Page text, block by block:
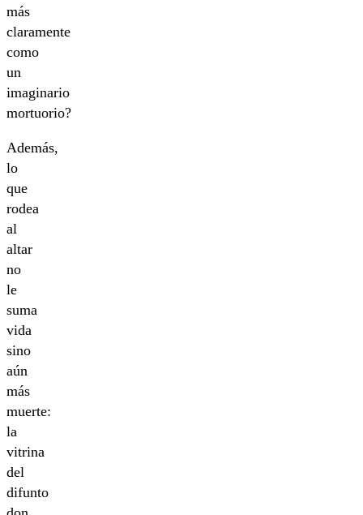
más
claramente
como
un
imaginario
mortuorio?
Además,
lo
que
rodea
al
altar
no
le
suma
vida
sino
aún
más
muerte:
la
vitrina
del
difunto